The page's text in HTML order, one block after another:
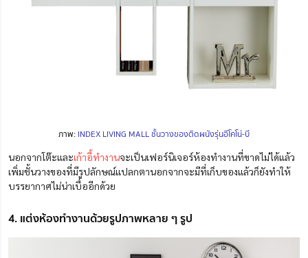
ภาพ: INDEX LIVING MALL ชั้นวางของติดผนังรุ่นอีโคโน่-บี
นอกจากโต๊ะและเก้าอี้ทำงานจะเป็นเฟอร์นิเจอร์ห้องทำงานที่ขาดไม่ได้แล้ว
เพิ่มชั้นวางของที่มีรูปลักษณ์แปลกตานอกจากจะมีที่เก็บของแล้วก็ยังทำให้
บรรยากาศไม่น่าเบื่ออีกด้วย
4. แต่งห้องทำงานด้วยรูปภาพหลาย ๆ รูป